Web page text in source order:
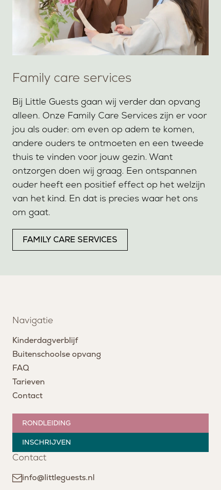
Family care services
Bij Little Guests gaan wij verder dan opvang
alleen. Onze Family Care Services zijn er voor
jou als ouder: om even op adem te komen,
andere ouders te ontmoeten en een tweede
thuis te vinden voor jouw gezin. Want
ontzorgen doen wij graag. Een ontspannen
ouder heeft een positief effect op het welzijn
van het kind. En dat is precies waar het ons
om gaat.
FAMILY CARE SERVICES
Navigatie
Kinderdagverblijf
Buitenschoolse opvang
FAQ
Tarieven
Contact
RONDLEIDING
INSCHRIJVEN
Contact
info@littleguests.nl